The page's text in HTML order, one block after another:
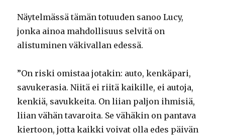
Näytelmässä tämän totuuden sanoo Lucy,
jonka ainoa mahdollisuus selvitä on
alistuminen väkivallan edessä.
”On riski omistaa jotakin: auto, kenkäpari,
savukerasia. Niitä ei riitä kaikille, ei autoja,
kenkiä, savukkeita. On liian paljon ihmisiä,
liian vähän tavaroita. Se vähäkin on pantava
kiertoon, jotta kaikki voivat olla edes päivän